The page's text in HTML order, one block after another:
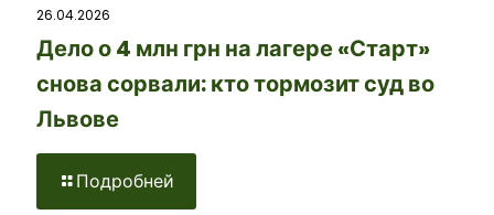
26.04.2026
Дело о 4 млн грн на лагере «Старт»
снова сорвали: кто тормозит суд во
Львове
Подробней